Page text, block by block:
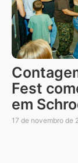
Fest
em
17 de novembro de